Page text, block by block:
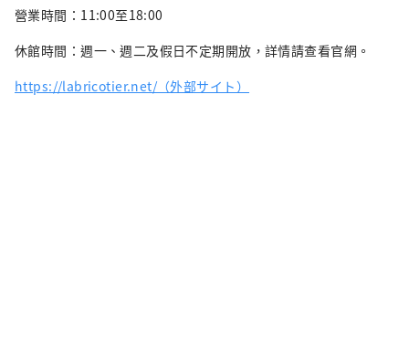
營業時間：11:00至18:00
休館時間：週一、週二及假日不定期開放，詳情請查看官網。
https://labricotier.net/（外部サイト）